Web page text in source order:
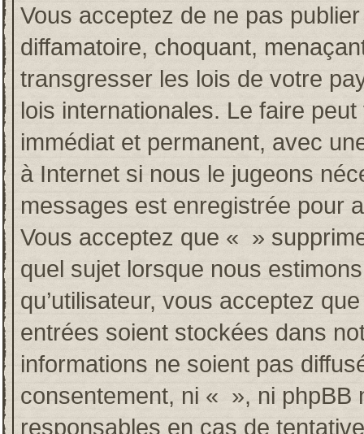
Vous acceptez de ne pas
diffamatoire, choquant,
transgresser les lois de votre
lois internationales. Le faire
immédiat et permanent, avec
à Internet si nous le jugeons
messages est enregistrée pour
Vous acceptez que « »
quel sujet lorsque nous
qu’utilisateur, vous acceptez
entrées soient stockées dans
informations ne soient pas
consentement, ni « », ni phpBB
responsables en cas de